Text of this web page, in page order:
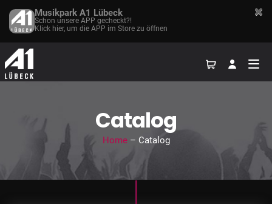
Catalog
Home– Catalog
Musikpark A1 Lübeck
Schon unsere APP gecheckt?!
Klick hier, um die APP im Store zu öffnen